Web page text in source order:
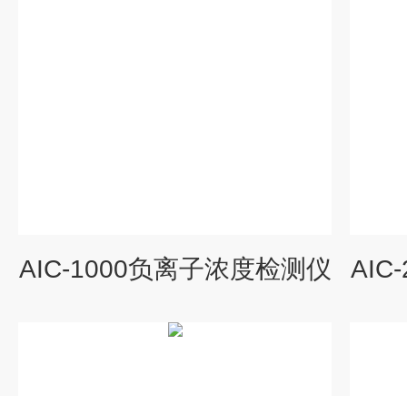
AIC-1000负离子浓度检测仪